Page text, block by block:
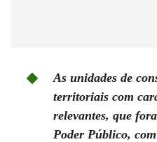
As unidades de
territoriais com
relevantes, que
Poder Público,